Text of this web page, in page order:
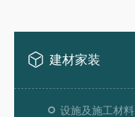
建材家装
设施及施工材料